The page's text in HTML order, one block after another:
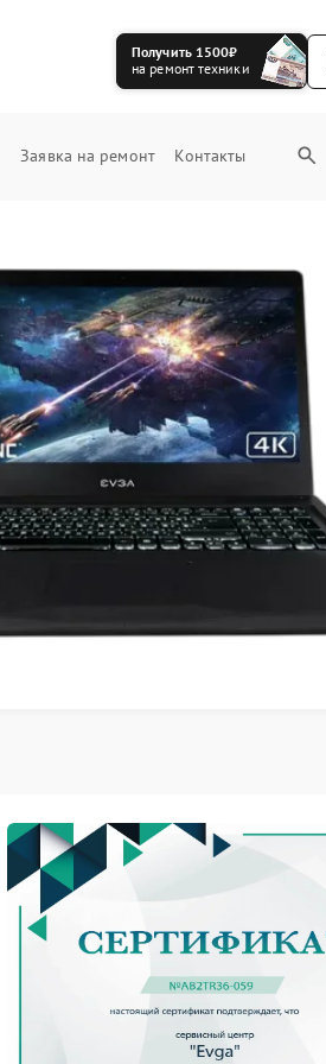
Получить 1500₽
на ремонт техники
Заявка на ремонт Контакты